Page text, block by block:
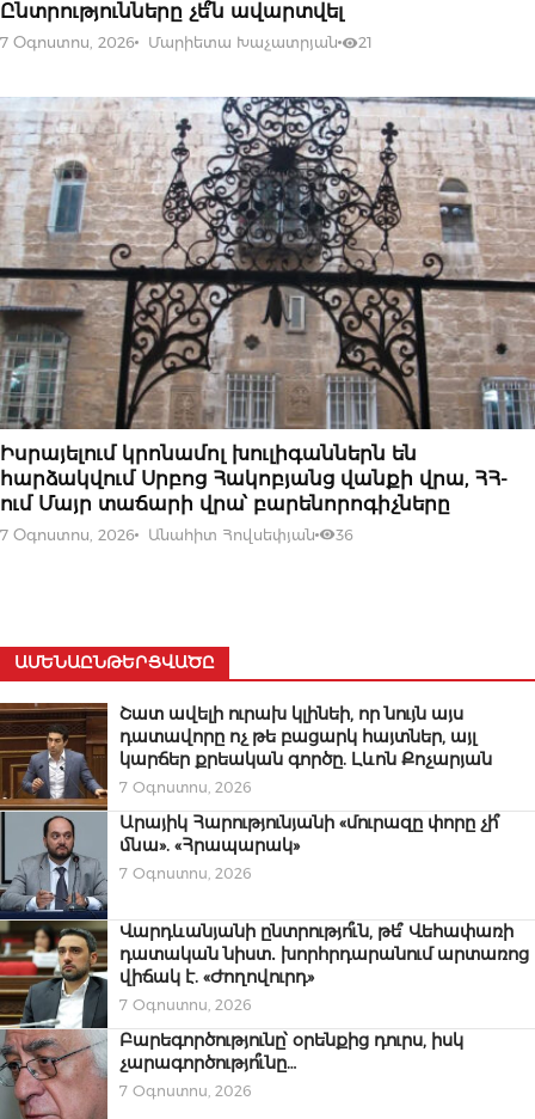
Ընտրությունները չե՞ն ավարտվել
7 Օգոստոս, 2026 Մարիետա Խաչատրյան 21
07 ՕԳՈՍՏՈՍԻ, 2026
Իսրայելում կրոնամոլ խուլիգաններն են
հարձակվում Սրբոց Հակոբյանց վանքի վրա, ՀՀ-
ում Մայր տաճարի վրա՝ բարենորոգիչները
7 Օգոստոս, 2026 Անահիտ Հովսեփյան 36
ԱՄԵՆԱԸՆԹԵՐՑՎԱԾԸ
Շատ ավելի ուրախ կլինեի, որ նույն այս
դատավորը ոչ թե բացարկ հայտներ, այլ
կարճեր քրեական գործը. Լևոն Քոչարյան
7 Օգոստոս, 2026
Արայիկ Հարությունյանի «մուրազը փորը չի՞
մնա». «Հրապարակ»
7 Օգոստոս, 2026
Վարդևանյանի ընտրությո՞ւն, թե՞ Վեհափառի
դատական նիստ․ խորհրդարանում արտառոց
վիճակ է. «Ժողովուրդ»
7 Օգոստոս, 2026
Բարեգործությունը՝ օրենքից դուրս, իսկ
չարագործությո՞ւնը…
7 Օգոստոս, 2026